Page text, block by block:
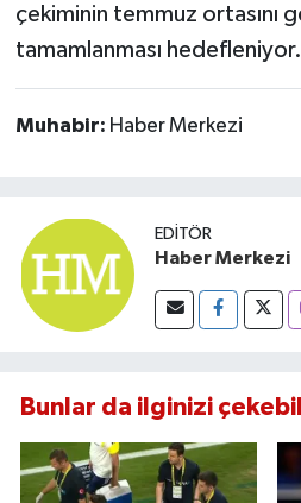
çekiminin temmuz ortasını
tamamlanması hedefleniyor.
Muhabir: Haber Merkezi
EDITÖR
Haber Merkezi
Bunlar da ilginizi